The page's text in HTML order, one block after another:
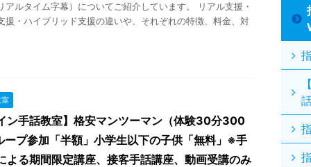
アルタイム字幕）についてご紹介しています。 リアル支援・
援・ハイブリッド支援の違いや、それぞれの特徴、料金、対
ン手話教室】格安マンツーマン（体験30分300
プ参加「半額」小学生以下の子供「無料」※手
よる期間限定講座、接客手話講座、動画受講のみ